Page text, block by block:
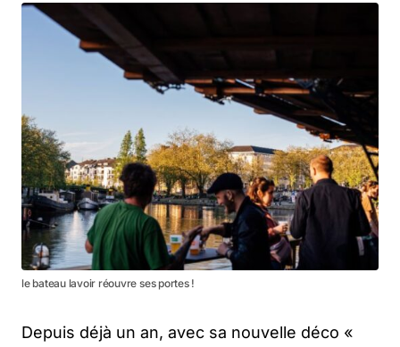
le bateau lavoir réouvre ses portes !
Depuis déjà un an, avec sa nouvelle déco «